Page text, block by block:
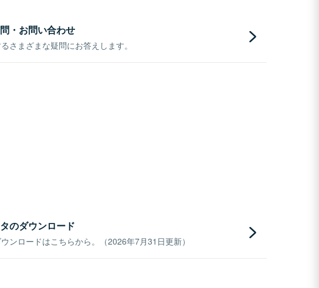
・お問い合わせ
さまざまな疑問にお答えします。
のダウンロード
ンロードはこちらから。（2026年7月31日更新）